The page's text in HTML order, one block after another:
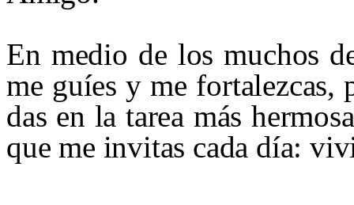
En medio de los muchos
me guíes y me fortalezcas,
das en la tarea más
que me invitas cada día: